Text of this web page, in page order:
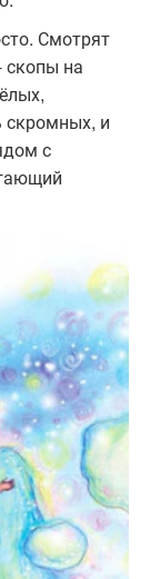
Смотрят
скопы на
скромных, и
с